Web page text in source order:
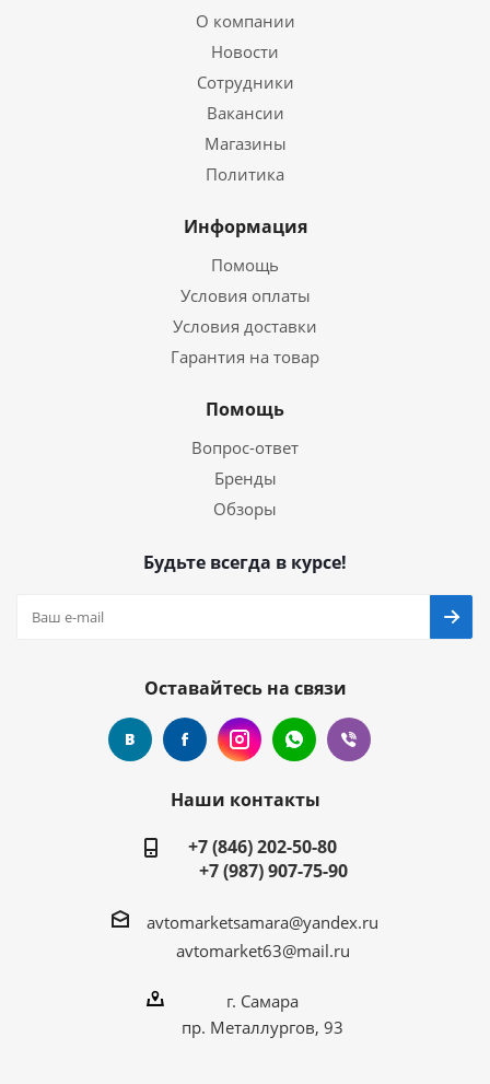
О компании
Новости
Сотрудники
Вакансии
Магазины
Политика
Информация
Помощь
Условия оплаты
Условия доставки
Гарантия на товар
Помощь
Вопрос-ответ
Бренды
Обзоры
Будьте всегда в курсе!
Оставайтесь на связи
Наши контакты
+7 (846) 202-50-80
+7 (987) 907-75-90
avtomarketsamara@yandex.ru
avtomarket63@mail.ru
г. Самара
пр. Металлургов, 93